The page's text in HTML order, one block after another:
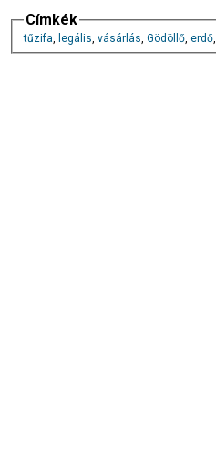
Címkék
tűzifa, legális, vásárlás, Gödöllő, erdő,